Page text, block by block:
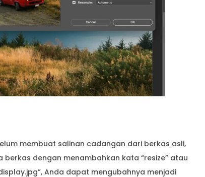
membuat salinan cadangan dari berkas asli,
berkas dengan menambahkan kata “resize” atau
Anda dapat mengubahnya menjadi